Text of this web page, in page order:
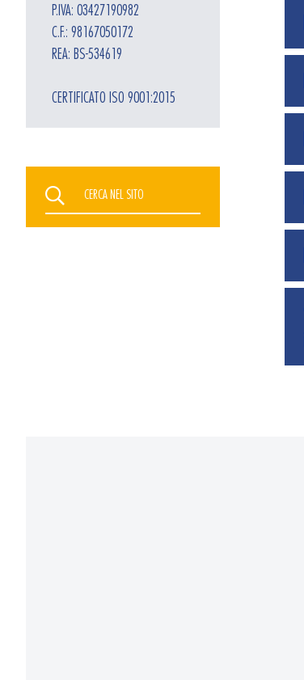
P.IVA: 03427190982
C.F.: 98167050172
REA: BS-534619
CERTIFICATO ISO 9001:2015